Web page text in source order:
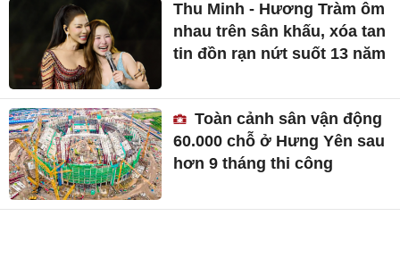
Thu Minh - Hương Tràm ôm
nhau trên sân khấu, xóa tan
tin đồn rạn nứt suốt 13 năm
Toàn cảnh sân vận động
60.000 chỗ ở Hưng Yên sau
hơn 9 tháng thi công